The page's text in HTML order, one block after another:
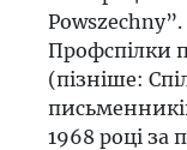
Профспілки
(пізніше:
1968 році за